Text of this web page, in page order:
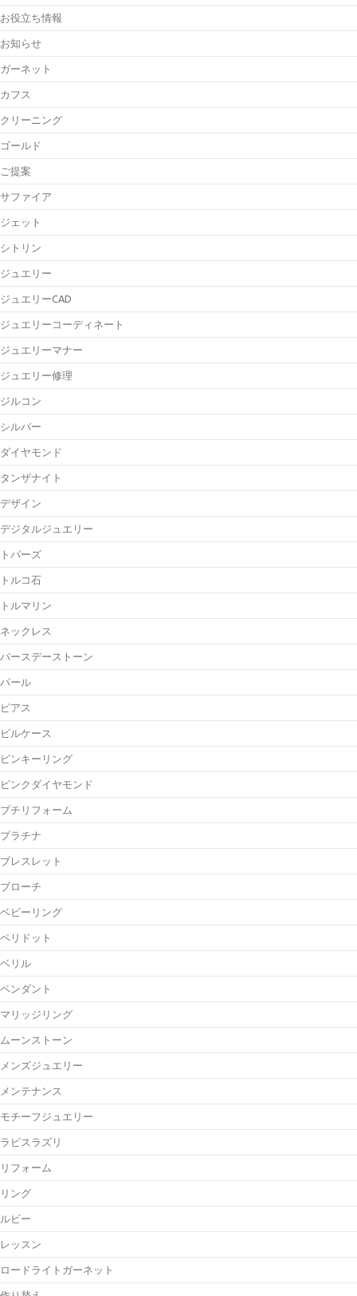
お役立ち情報
お知らせ
ガーネット
カフス
クリーニング
ゴールド
ご提案
サファイア
ジェット
シトリン
ジュエリー
ジュエリーCAD
ジュエリーコーディネート
ジュエリーマナー
ジュエリー修理
ジルコン
シルバー
ダイヤモンド
タンザナイト
デザイン
デジタルジュエリー
トパーズ
トルコ石
トルマリン
ネックレス
バースデーストーン
パール
ピアス
ピルケース
ピンキーリング
ピンクダイヤモンド
プチリフォーム
プラチナ
ブレスレット
ブローチ
ベビーリング
ペリドット
ベリル
ペンダント
マリッジリング
ムーンストーン
メンズジュエリー
メンテナンス
モチーフジュエリー
ラピスラズリ
リフォーム
リング
ルビー
レッスン
ロードライトガーネット